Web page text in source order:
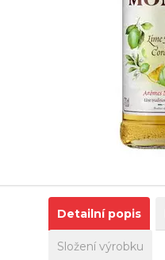
Detailní popis
Složení výrobku